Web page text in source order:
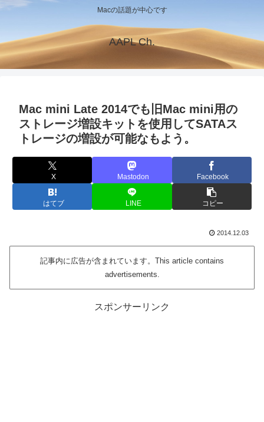
Macの話題が中心です
AAPL Ch.
Mac mini Late 2014でも旧Mac mini用の
ストレージ増設キットを使用してSATAス
トレージの増設が可能なもよう。
X Mastodon Facebook
はてブ LINE コピー
2014.12.03
記事内に広告が含まれています。This article contains
advertisements.
スポンサーリンク